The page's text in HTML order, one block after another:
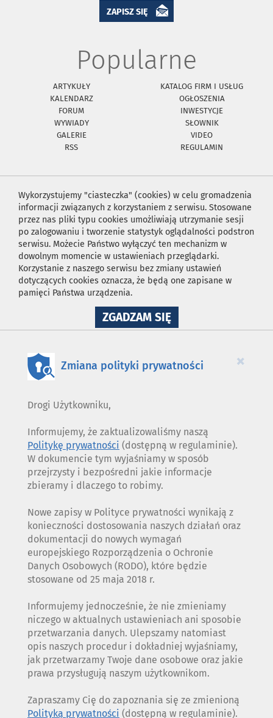
ZAPISZ SIĘ
Popularne
ARTYKUŁY
KATALOG FIRM I USŁUG
KALENDARZ
OGŁOSZENIA
FORUM
INWESTYCJE
WYWIADY
SŁOWNIK
GALERIE
VIDEO
RSS
REGULAMIN
Wykorzystujemy "ciasteczka" (cookies) w celu gromadzenia
informacji związanych z korzystaniem z serwisu. Stosowane
przez nas pliki typu cookies umożliwiają utrzymanie sesji
po zalogowaniu i tworzenie statystyk oglądalności podstron
serwisu. Możecie Państwo wyłączyć ten mechanizm w
dowolnym momencie w ustawieniach przeglądarki.
Korzystanie z naszego serwisu bez zmiany ustawień
dotyczących cookies oznacza, że będą one zapisane w
pamięci Państwa urządzenia.
ZGADZAM SIĘNA
WYKORZYSTANIE
×
Zmiana polityki prywatności
Drogi Użytkowniku,
Informujemy, że zaktualizowaliśmy naszą
Politykę prywatności (dostępną w regulaminie).
W dokumencie tym wyjaśniamy w sposób
przejrzysty i bezpośredni jakie informacje
zbieramy i dlaczego to robimy.
Nowe zapisy w Polityce prywatności wynikają z
konieczności dostosowania naszych działań oraz
dokumentacji do nowych wymagań
europejskiego Rozporządzenia o Ochronie
Danych Osobowych (RODO), które będzie
stosowane od 25 maja 2018 r.
Informujemy jednocześnie, że nie zmieniamy
niczego w aktualnych ustawieniach ani sposobie
przetwarzania danych. Ulepszamy natomiast
opis naszych procedur i dokładniej wyjaśniamy,
jak przetwarzamy Twoje dane osobowe oraz jakie
prawa przysługują naszym użytkownikom.
Zapraszamy Cię do zapoznania się ze zmienioną
Polityką prywatności (dostępną w regulaminie).